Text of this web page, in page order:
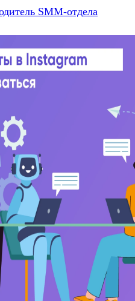
SMM-отдела